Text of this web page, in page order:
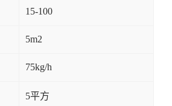
15-100
5m2
75kg/h
5平方